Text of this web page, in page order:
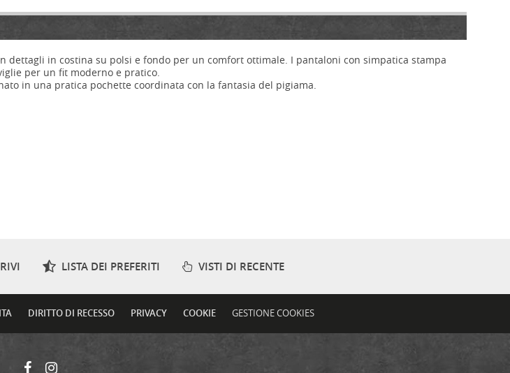
in costina su polsi e fondo per un comfort ottimale. I pantaloni con simpatica stampa
per un fit moderno e pratico.
in una pratica pochette coordinata con la fantasia del pigiama.
LISTA DEI PREFERITI VISTI DI RECENTE
DIRITTO DI RECESSO PRIVACY COOKIE GESTIONE COOKIES